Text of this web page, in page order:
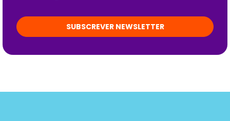
SUBSCREVER NEWSLETTER